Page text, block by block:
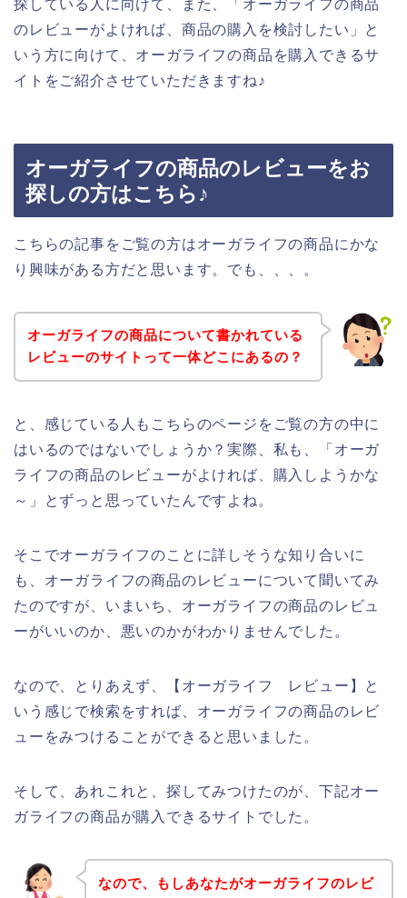
探している人に向けて、また、「オーガライフの商品
のレビューがよければ、商品の購入を検討したい」と
いう方に向けて、オーガライフの商品を購入できるサ
イトをご紹介させていただきますね♪
オーガライフの商品のレビューをお
探しの方はこちら♪
こちらの記事をご覧の方はオーガライフの商品にかな
り興味がある方だと思います。でも、、、。
オーガライフの商品について書かれている
レビューのサイトって一体どこにあるの？
と、感じている人もこちらのページをご覧の方の中に
はいるのではないでしょうか？実際、私も、「オーガ
ライフの商品のレビューがよければ、購入しようかな
～」とずっと思っていたんですよね。
そこでオーガライフのことに詳しそうな知り合いに
も、オーガライフの商品のレビューについて聞いてみ
たのですが、いまいち、オーガライフの商品のレビュ
ーがいいのか、悪いのかがわかりませんでした。
なので、とりあえず、【オーガライフ レビュー】と
いう感じで検索をすれば、オーガライフの商品のレビ
ューをみつけることができると思いました。
そして、あれこれと、探してみつけたのが、下記オー
ガライフの商品が購入できるサイトでした。
なので、もしあなたがオーガライフのレビ